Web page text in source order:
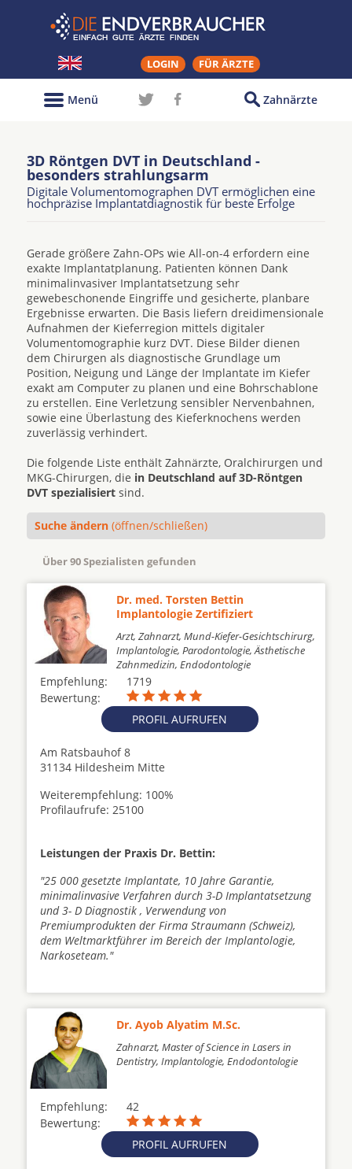
LOGIN FÜR ÄRZTE
Zahnärzte
Menü
3D Röntgen DVT in Deutschland -
besonders strahlungsarm
Digitale Volumentomographen DVT ermöglichen eine
hochpräzise Implantatdiagnostik für beste Erfolge
Gerade größere Zahn-OPs wie All-on-4 erfordern eine
exakte Implantatplanung. Patienten können Dank
minimalinvasiver Implantatsetzung sehr
gewebeschonende Eingriffe und gesicherte, planbare
Ergebnisse erwarten. Die Basis liefern dreidimensionale
Aufnahmen der Kieferregion mittels digitaler
Volumentomographie kurz DVT. Diese Bilder dienen
dem Chirurgen als diagnostische Grundlage um
Position, Neigung und Länge der Implantate im Kiefer
exakt am Computer zu planen und eine Bohrschablone
zu erstellen. Eine Verletzung sensibler Nervenbahnen,
sowie eine Überlastung des Kieferknochens werden
zuverlässig verhindert.
Die folgende Liste enthält Zahnärzte, Oralchirurgen und
MKG-Chirurgen, die in Deutschland auf 3D-Röntgen
DVT spezialisiert sind.
Suche ändern (öffnen/schließen)
Über 90 Spezialisten gefunden
Dr. med. Torsten Bettin
Implantologie Zertifiziert
Arzt, Zahnarzt, Mund-Kiefer-Gesichtschirurg,
Implantologie, Parodontologie, Ästhetische
Zahnmedizin, Endodontologie
Empfehlung:
1719
Bewertung:
PROFIL AUFRUFEN
Am Ratsbauhof 8
31134 Hildesheim Mitte
Weiterempfehlung: 100%
Profilaufrufe: 25100
Leistungen der Praxis Dr. Bettin:
"25 000 gesetzte Implantate, 10 Jahre Garantie,
minimalinvasive Verfahren durch 3-D Implantatsetzung
und 3- D Diagnostik , Verwendung von
Premiumprodukten der Firma Straumann (Schweiz),
dem Weltmarktführer im Bereich der Implantologie,
Narkoseteam."
Dr. Ayob Alyatim M.Sc.
Zahnarzt, Master of Science in Lasers in
Dentistry, Implantologie, Endodontologie
Empfehlung:
42
Bewertung:
PROFIL AUFRUFEN